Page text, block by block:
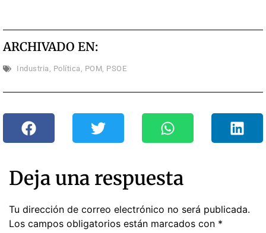
ARCHIVADO EN:
Industria , Política , POM, PSOE
Deja una respuesta
Tu dirección de correo electrónico no será publicada.
Los campos obligatorios están marcados con *